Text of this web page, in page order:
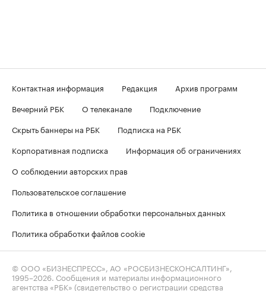
Контактная информация Редакция
Архив программ
Вечерний РБК
О телеканале
Подключение
Скрыть баннеры на РБК
Подписка на РБК
Корпоративная подписка
Информация об ограничениях
О соблюдении авторских прав
Пользовательское соглашение
Политика в отношении обработки персональных данных
Политика обработки файлов cookie
© ООО «БИЗНЕСПРЕСС», АО «РОСБИЗНЕСКОНСАЛТИНГ»,
1995–2026 . Сообщения и материалы информационного
агентства «РБК» (свидетельство о регистрации средства